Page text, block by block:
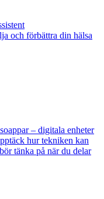
och förbättra din hälsa
– digitala enheter
hur tekniken kan
tänka på när du delar